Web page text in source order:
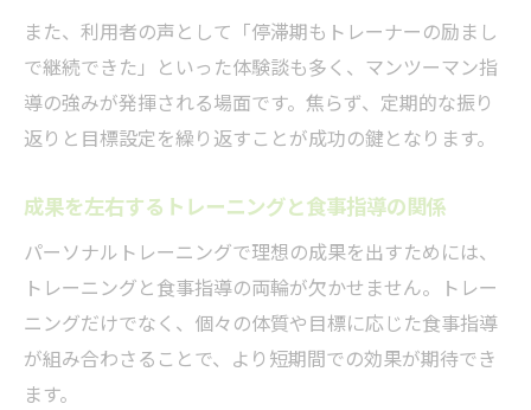
また、利用者の声として「停滞期もトレーナーの励まし
で継続できた」といった体験談も多く、マンツーマン指
導の強みが発揮される場面です。焦らず、定期的な振り
返りと目標設定を繰り返すことが成功の鍵となります。
成果を左右するトレーニングと食事指導の関係
パーソナルトレーニングで理想の成果を出すためには、
トレーニングと食事指導の両輪が欠かせません。トレー
ニングだけでなく、個々の体質や目標に応じた食事指導
が組み合わさることで、より短期間での効果が期待でき
ます。